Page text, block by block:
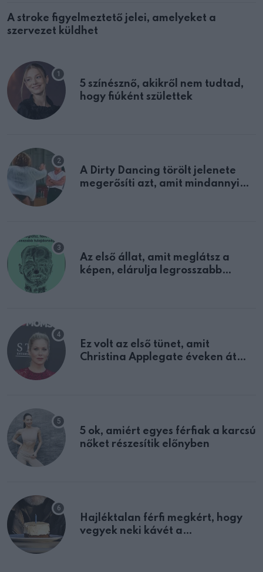
A stroke figyelmeztető jelei, amelyeket a
szervezet küldhet
5 színésznő, akikről nem tudtad,
hogy fiúként születtek
A Dirty Dancing törölt jelenete
megerősíti azt, amit mindannyian
Az első állat, amit meglátsz a
képen, elárulja legrosszabb
Ez volt az első tünet, amit
Christina Applegate éveken át
5 ok, amiért egyes férfiak a karcsú
nőket részesítik előnyben
Hajléktalan férfi megkért, hogy
vegyek neki kávét a